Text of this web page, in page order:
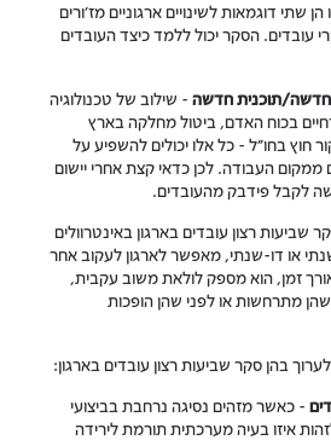
שתי דוגמאות לשינויים ארגוניים מז'ורים
עובדים. הסקר יכול ללמד כיצד העובדים
חדשה/תוכנית חדשה - שילוב של טכנולוגיה
בכוח האדם, ביטול מחלקה בארץ
חוץ בחו"ל - כל אלו יכולים להשפיע על
ממקום העבודה. לכן כדאי קצת אחרי יישום
לקבל פידבק מהעובדים.
שביעות רצון עובדים בארגון באינטרוולים
או דו-שנתי, מאפשר לארגון לעקוב אחר
זמן, הוא מספק לולאת משוב עקבית,
מתרחשות או לפני שהן הופכות
בהן סקר שביעות רצון עובדים בארגון:
- כאשר מזהים נסיגה נרחבת בביצועי
איזו בעיה מערכתית תורמת לירידה